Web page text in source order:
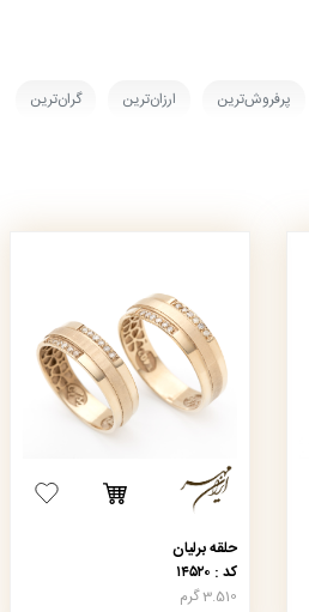
پرفروش‌ترین ارزان‌ترین گران‌ترین
حلقه برلیان
کد : ۱۴۵۲۰
3.510 گرم